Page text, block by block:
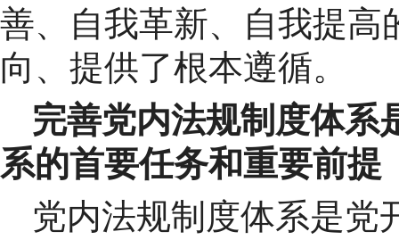
善、自我革新、自我提高
向、提供了根本遵循。
完善党内法规制度体系
系的首要任务和重要前提
党内法规制度体系是党